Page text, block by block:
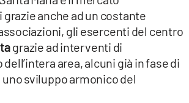
anche ad un costante
gli esercenti del centro
grazie ad interventi di
area, alcuni già in fase di
uno sviluppo armonico del